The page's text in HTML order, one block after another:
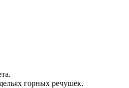
горных речушек.